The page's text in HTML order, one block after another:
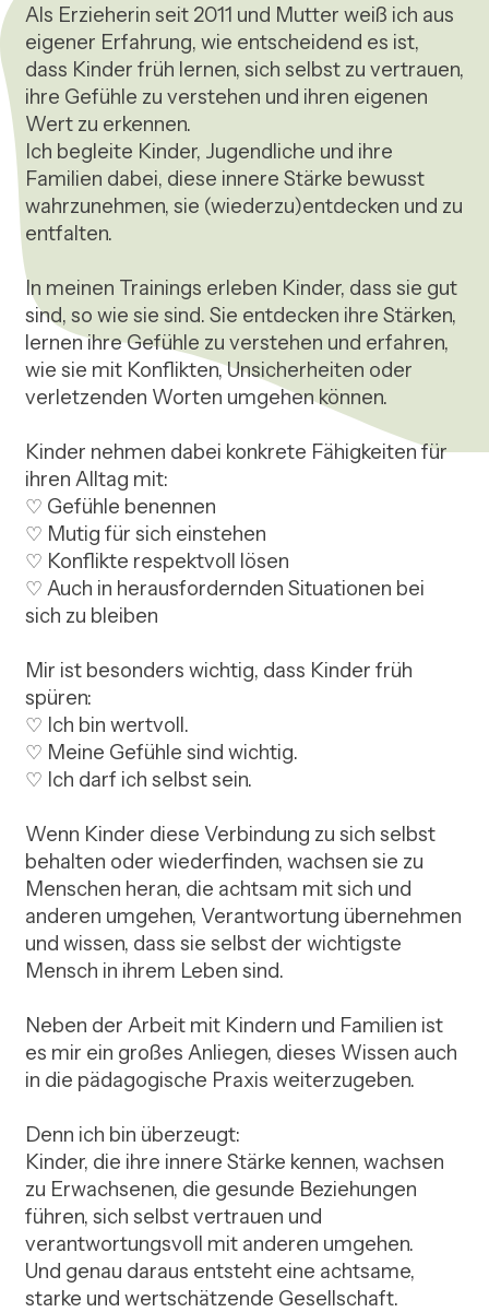
Als Erzieherin seit 2011 und Mutter weiß ich aus
eigener Erfahrung, wie entscheidend es ist,
dass Kinder früh lernen, sich selbst zu vertrauen,
ihre Gefühle zu verstehen und ihren eigenen
Wert zu erkennen.
Ich begleite Kinder, Jugendliche und ihre
Familien dabei, diese innere Stärke bewusst
wahrzunehmen, sie (wiederzu)entdecken und zu
entfalten.
In meinen Trainings erleben Kinder, dass sie gut
sind, so wie sie sind. Sie entdecken ihre Stärken,
lernen ihre Gefühle zu verstehen und erfahren,
wie sie mit Konflikten, Unsicherheiten oder
verletzenden Worten umgehen können.
Kinder nehmen dabei konkrete Fähigkeiten für
ihren Alltag mit:
♡ Gefühle benennen
♡ Mutig für sich einstehen
♡ Konflikte respektvoll lösen
♡ Auch in herausfordernden Situationen bei
sich zu bleiben
Mir ist besonders wichtig, dass Kinder früh
spüren:
♡ Ich bin wertvoll.
♡ Meine Gefühle sind wichtig.
♡ Ich darf ich selbst sein.
Wenn Kinder diese Verbindung zu sich selbst
behalten oder wiederfinden, wachsen sie zu
Menschen heran, die achtsam mit sich und
anderen umgehen, Verantwortung übernehmen
und wissen, dass sie selbst der wichtigste
Mensch in ihrem Leben sind.
Neben der Arbeit mit Kindern und Familien ist
es mir ein großes Anliegen, dieses Wissen auch
in die pädagogische Praxis weiterzugeben.
Denn ich bin überzeugt:
Kinder, die ihre innere Stärke kennen, wachsen
zu Erwachsenen, die gesunde Beziehungen
führen, sich selbst vertrauen und
verantwortungsvoll mit anderen umgehen.
Und genau daraus entsteht eine achtsame,
starke und wertschätzende Gesellschaft.